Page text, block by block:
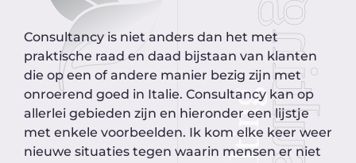
Consultancy is niet anders dan het met
praktische raad en daad bijstaan van klanten
die op een of andere manier bezig zijn met
onroerend goed in Italie. Consultancy kan op
allerlei gebieden zijn en hieronder een lijstje
met enkele voorbeelden. Ik kom elke keer weer
nieuwe situaties tegen waarin mensen er niet